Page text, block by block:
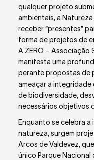
qualquer projeto
ambientais, a
receber “presentes”
forma de projetos de
A ZERO – Associação
manifesta uma
perante propostas de
ameaçar a integridade
de biodiversidade,
necessários objetivos
Enquanto se celebra
natureza, surgem
Arcos de Valdevez,
único Parque Nacional